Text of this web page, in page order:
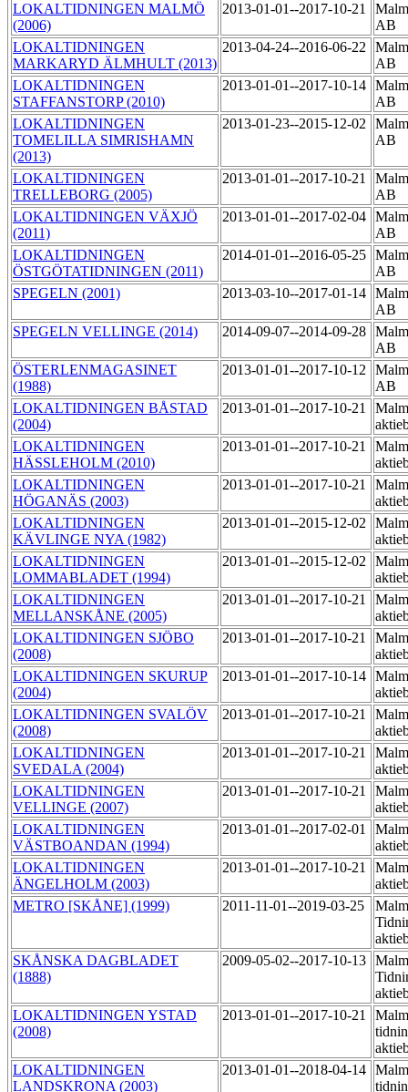
LOKALTIDNINGEN MALMÖ
(2006)
2013-01-01--2017-10-21
AB
LOKALTIDNINGEN
MARKARYD ÄLMHULT (2013)
2013-04-24--2016-06-22
AB
LOKALTIDNINGEN
STAFFANSTORP (2010)
2013-01-01--2017-10-14
AB
LOKALTIDNINGEN
TOMELILLA SIMRISHAMN
(2013)
2013-01-23--2015-12-02
AB
LOKALTIDNINGEN
TRELLEBORG (2005)
2013-01-01--2017-10-21
AB
LOKALTIDNINGEN VÄXJÖ
(2011)
2013-01-01--2017-02-04
AB
LOKALTIDNINGEN
ÖSTGÖTATIDNINGEN (2011)
2014-01-01--2016-05-25
AB
SPEGELN (2001)
2013-03-10--2017-01-14
AB
SPEGELN VELLINGE (2014)
2014-09-07--2014-09-28
AB
ÖSTERLENMAGASINET
(1988)
2013-01-01--2017-10-12
AB
LOKALTIDNINGEN BÅSTAD
(2004)
2013-01-01--2017-10-21
LOKALTIDNINGEN
HÄSSLEHOLM (2010)
2013-01-01--2017-10-21
LOKALTIDNINGEN
HÖGANÄS (2003)
2013-01-01--2017-10-21
LOKALTIDNINGEN
KÄVLINGE NYA (1982)
2013-01-01--2015-12-02
LOKALTIDNINGEN
LOMMABLADET (1994)
2013-01-01--2015-12-02
LOKALTIDNINGEN
MELLANSKÅNE (2005)
2013-01-01--2017-10-21
LOKALTIDNINGEN SJÖBO
(2008)
2013-01-01--2017-10-21
LOKALTIDNINGEN SKURUP
(2004)
2013-01-01--2017-10-14
LOKALTIDNINGEN SVALÖV
(2008)
2013-01-01--2017-10-21
LOKALTIDNINGEN
SVEDALA (2004)
2013-01-01--2017-10-21
LOKALTIDNINGEN
VELLINGE (2007)
2013-01-01--2017-10-21
LOKALTIDNINGEN
VÄSTBOANDAN (1994)
2013-01-01--2017-02-01
LOKALTIDNINGEN
ÄNGELHOLM (2003)
2013-01-01--2017-10-21
METRO [SKÅNE] (1999)
2011-11-01--2019-03-25
SKÅNSKA DAGBLADET
(1888)
2009-05-02--2017-10-13
LOKALTIDNINGEN YSTAD
(2008)
2013-01-01--2017-10-21
LOKALTIDNINGEN
LANDSKRONA (2003)
2013-01-01--2018-04-14